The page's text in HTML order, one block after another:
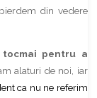
din vedere
pentru a
alaturi de noi, iar
ca nu ne referim